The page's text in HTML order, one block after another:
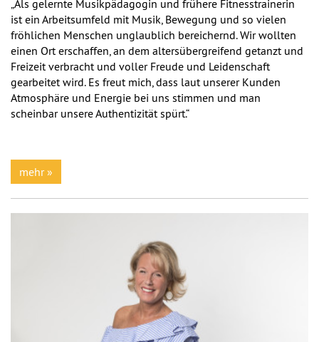
„Als gelernte Musikpädagogin und frühere Fitnesstrainerin
ist ein Arbeitsumfeld mit Musik, Bewegung und so vielen
fröhlichen Menschen unglaublich bereichernd. Wir wollten
einen Ort erschaffen, an dem altersübergreifend getanzt und
Freizeit verbracht und voller Freude und Leidenschaft
gearbeitet wird. Es freut mich, dass laut unserer Kunden
Atmosphäre und Energie bei uns stimmen und man
scheinbar unsere Authentizität spürt.“
mehr »